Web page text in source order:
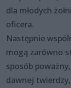
dla młodych
oficera.
Następnie
mogą zarówno
sposób
dawnej